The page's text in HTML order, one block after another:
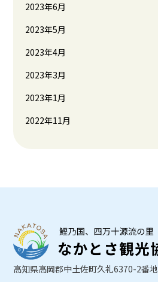
2023年6月
2023年5月
2023年4月
2023年3月
2023年1月
2022年11月
高知県高岡郡中土佐町久礼6370-2番地